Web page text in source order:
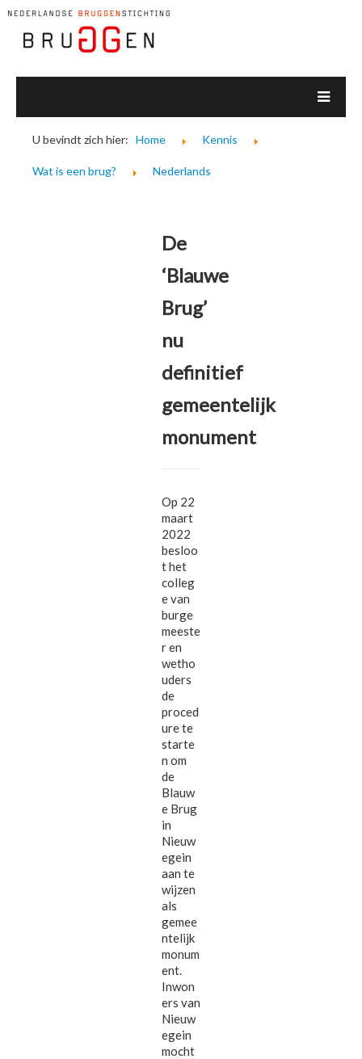
U bevindt zich hier: Home Kennis
Wat is een brug? Nederlands
De
‘Blauwe
Brug’
nu
definitief
gemeentelijk
monument
Op 22
maart
2022
besloo
t het
colleg
e van
burge
meeste
r en
wetho
uders
de
proced
ure te
starte
n om
de
Blauw
e Brug
in
Nieuw
egein
aan te
wijzen
als
gemee
ntelijk
monum
ent.
Inwon
ers van
Nieuw
egein
mocht